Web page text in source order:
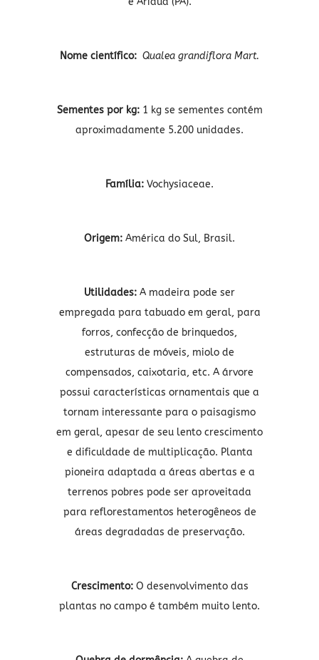
Nome científico: Qualea grandiflora Mart.
Sementes por kg: 1 kg se sementes contém
aproximadamente 5.200 unidades.
Família: Vochysiaceae.
Origem: América do Sul, Brasil.
Utilidades: A madeira pode ser
empregada para tabuado em geral, para
forros, confecção de brinquedos,
estruturas de móveis, miolo de
compensados, caixotaria, etc. A árvore
possui características ornamentais que a
tornam interessante para o paisagismo
em geral, apesar de seu lento crescimento
e dificuldade de multiplicação. Planta
pioneira adaptada a áreas abertas e a
terrenos pobres pode ser aproveitada
para reflorestamentos heterogêneos de
áreas degradadas de preservação.
Crescimento: O desenvolvimento das
plantas no campo é também muito lento.